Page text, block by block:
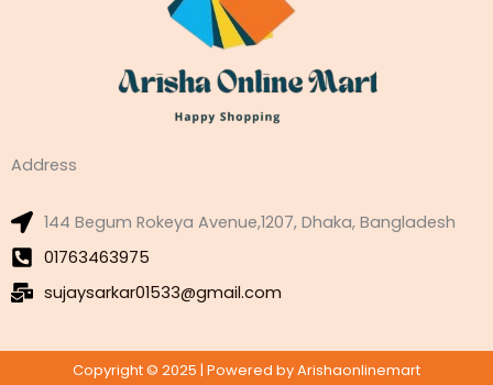
Address
144 Begum Rokeya Avenue,1207, Dhaka, Bangladesh
01763463975
sujaysarkar01533@gmail.com
Copyright © 2025 | Powered by Arishaonlinemart